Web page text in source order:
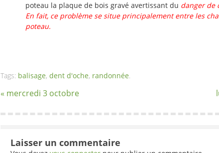
poteau la plaque de bois gravé avertissant du danger de
En fait, ce problème se situe principalement entre les
poteau.
Tags: balisage, dent d'oche, randonnée.
« mercredi 3 octobre
Laisser un commentaire